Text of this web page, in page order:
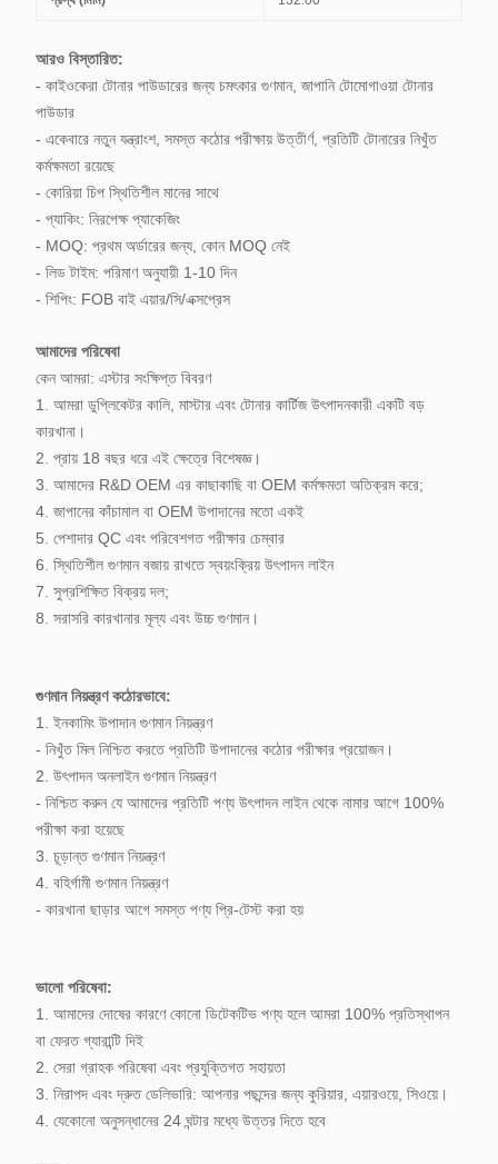
আরও বিস্তারিত:
- কাইওকেরা টোনার পাউডারের জন্য চমৎকার গুণমান, জাপানি টোমোগাওয়া টোনার
পাউডার
- একেবারে নতুন যন্ত্রাংশ, সমস্ত কঠোর পরীক্ষায় উত্তীর্ণ, প্রতিটি টোনারের নিখুঁত
কর্মক্ষমতা রয়েছে
- কোরিয়া চিপ স্থিতিশীল মানের সাথে
- প্যাকিং: নিরপেক্ষ প্যাকেজিং
- MOQ: প্রথম অর্ডারের জন্য, কোন MOQ নেই
- লিড টাইম: পরিমাণ অনুযায়ী 1-10 দিন
- শিপিং: FOB বাই এয়ার/সি/এক্সপ্রেস
আমাদের পরিষেবা
কেন আমরা: এস্টার সংক্ষিপ্ত বিবরণ
1. আমরা ডুপ্লিকেটর কালি, মাস্টার এবং টোনার কার্টিজ উৎপাদনকারী একটি বড়
কারখানা।
2. প্রায় 18 বছর ধরে এই ক্ষেত্রে বিশেষজ্ঞ।
3. আমাদের R&D OEM এর কাছাকাছি বা OEM কর্মক্ষমতা অতিক্রম করে;
4. জাপানের কাঁচামাল বা OEM উপাদানের মতো একই
5. পেশাদার QC এবং পরিবেশগত পরীক্ষার চেম্বার
6. স্থিতিশীল গুণমান বজায় রাখতে স্বয়ংক্রিয় উৎপাদন লাইন
7. সুপ্রশিক্ষিত বিক্রয় দল;
8. সরাসরি কারখানার মূল্য এবং উচ্চ গুণমান।
গুণমান নিয়ন্ত্রণ কঠোরভাবে:
1. ইনকামিং উপাদান গুণমান নিয়ন্ত্রণ
- নিখুঁত মিল নিশ্চিত করতে প্রতিটি উপাদানের কঠোর পরীক্ষার প্রয়োজন।
2. উৎপাদন অনলাইন গুণমান নিয়ন্ত্রণ
- নিশ্চিত করুন যে আমাদের প্রতিটি পণ্য উৎপাদন লাইন থেকে নামার আগে 100%
পরীক্ষা করা হয়েছে
3. চূড়ান্ত গুণমান নিয়ন্ত্রণ
4. বহির্গামী গুণমান নিয়ন্ত্রণ
- কারখানা ছাড়ার আগে সমস্ত পণ্য প্রি-টেস্ট করা হয়
ভালো পরিষেবা:
1. আমাদের দোষের কারণে কোনো ডিটেকটিভ পণ্য হলে আমরা 100% প্রতিস্থাপন
বা ফেরত গ্যারান্টি দিই
2. সেরা গ্রাহক পরিষেবা এবং প্রযুক্তিগত সহায়তা
3. নিরাপদ এবং দ্রুত ডেলিভারি: আপনার পছন্দের জন্য কুরিয়ার, এয়ারওয়ে, সিওয়ে।
4. যেকোনো অনুসন্ধানের 24 ঘন্টার মধ্যে উত্তর দিতে হবে